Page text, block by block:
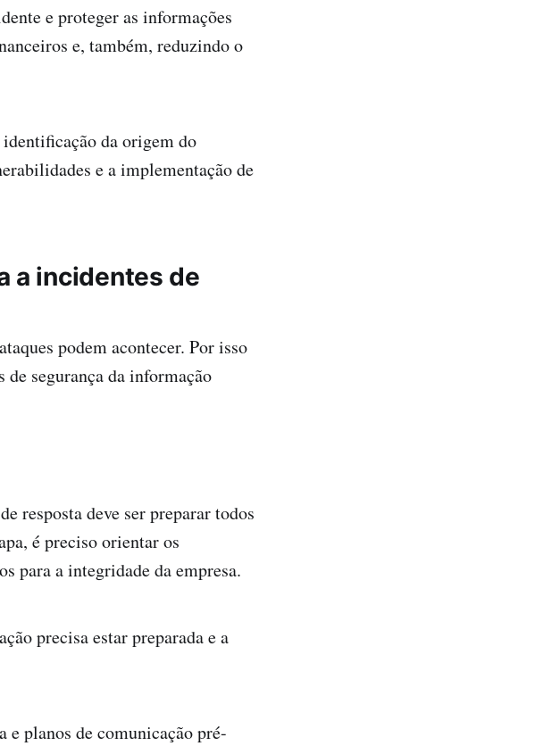
e proteger as informações
e, também, reduzindo o
da origem do
e a implementação de
a incidentes de
podem acontecer. Por isso
segurança da informação
resposta deve ser preparar todos
é preciso orientar os
para a integridade da empresa.
precisa estar preparada e a
e planos de comunicação pré-